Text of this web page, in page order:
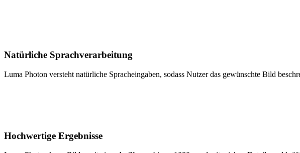
Natürliche Sprachverarbeitung
Luma Photon versteht natürliche Spracheingaben, sodass Nutzer das gewünschte Bild
Hochwertige Ergebnisse